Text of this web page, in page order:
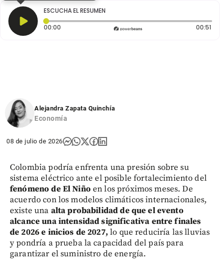
ESCUCHA EL RESUMEN
00:00 Tiempo transcurrido: 0 segundos 00:51
Alejandra Zapata Quinchía
Economía
08 de julio de 2026
Colombia podría enfrenta una presión sobre su
sistema eléctrico ante el posible fortalecimiento del
fenómeno de El Niño en los próximos meses. De
acuerdo con los modelos climáticos internacionales,
existe una alta probabilidad de que el evento
alcance una intensidad significativa entre finales
de 2026 e inicios de 2027, lo que reduciría las lluvias
y pondría a prueba la capacidad del país para
garantizar el suministro de energía.